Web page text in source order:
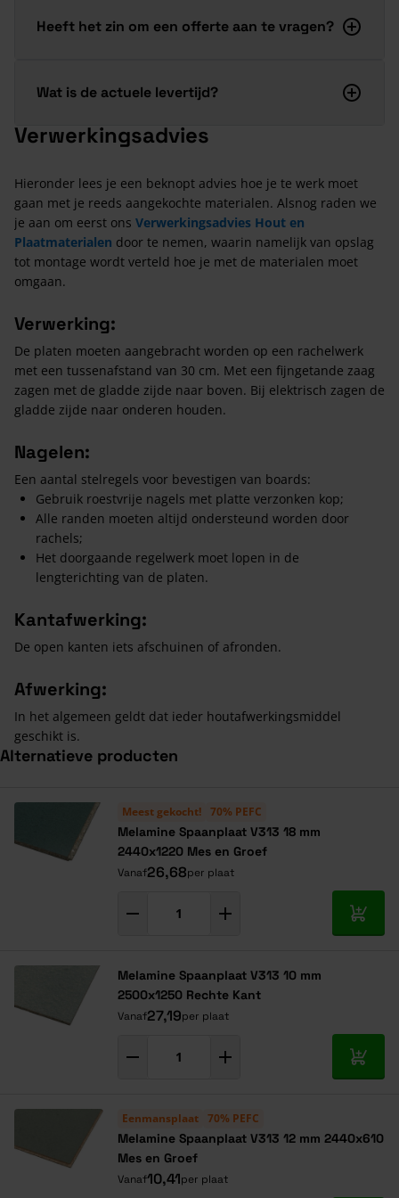
Heeft het zin om een offerte aan te vragen?
Wat is de actuele levertijd?
Verwerkingsadvies
Hieronder lees je een beknopt advies hoe je te werk moet
gaan met je reeds aangekochte materialen. Alsnog raden we
je aan om eerst ons Verwerkingsadvies Hout en
Plaatmaterialen door te nemen, waarin namelijk van opslag
tot montage wordt verteld hoe je met de materialen moet
omgaan.
Verwerking:
De platen moeten aangebracht worden op een rachelwerk
met een tussenafstand van 30 cm. Met een fijngetande zaag
zagen met de gladde zijde naar boven. Bij elektrisch zagen de
gladde zijde naar onderen houden.
Nagelen:
Een aantal stelregels voor bevestigen van boards:
Gebruik roestvrije nagels met platte verzonken kop;
Alle randen moeten altijd ondersteund worden door
rachels;
Het doorgaande regelwerk moet lopen in de
lengterichting van de platen.
Kantafwerking:
De open kanten iets afschuinen of afronden.
Afwerking:
In het algemeen geldt dat ieder houtafwerkingsmiddel
geschikt is.
Alternatieve producten
Meest gekocht! 70% PEFC
Melamine Spaanplaat V313 18 mm
2440x1220 Mes en Groef
Vanaf26,68per plaat
In
Melamine Spaanplaat V313 10 mm
2500x1250 Rechte Kant
Vanaf27,19per plaat
In
Eenmansplaat 70% PEFC
Melamine Spaanplaat V313 12 mm 2440x610
Mes en Groef
Vanaf10,41per plaat